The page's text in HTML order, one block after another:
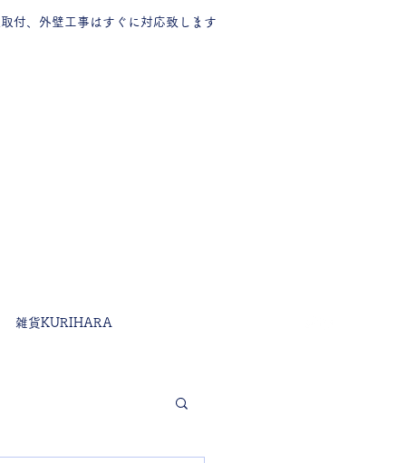
付、外壁工事はすぐに対応致します
雑貨KURIHARA